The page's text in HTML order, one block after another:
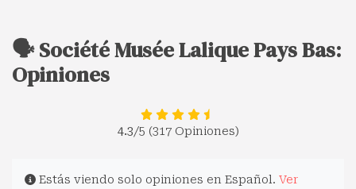
🗣️ Société Musée Lalique Pays Bas:
Opiniones
4.3/5 (317 Opiniones)
Estás viendo solo opiniones en Español. Ver